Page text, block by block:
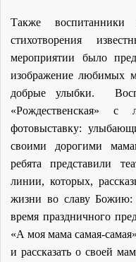
Также воспитанники
стихотворения
мероприятии было
изображение любимых
добрые улыбки.
«Рождественская»
фотовыставку:
своими дорогими
ребята представили
линии, которых,
жизни во славу
время праздничного
«А моя мама самая-
и рассказать о своей